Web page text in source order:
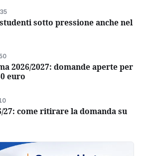
sotto pressione anche nel
2026/2027: domande aperte per
euro
27: come ritirare la domanda su